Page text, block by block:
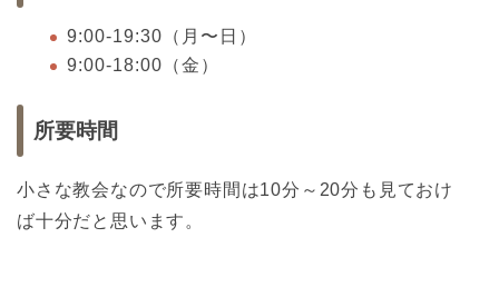
9:00-19:30（月〜日）
9:00-18:00（金）
所要時間
小さな教会なので所要時間は10分～20分も見ておけ
ば十分だと思います。